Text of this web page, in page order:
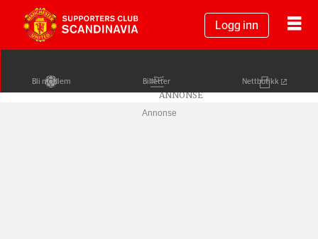
Logg inn
Bli medlem Billetter Nettbutikk
Annonse